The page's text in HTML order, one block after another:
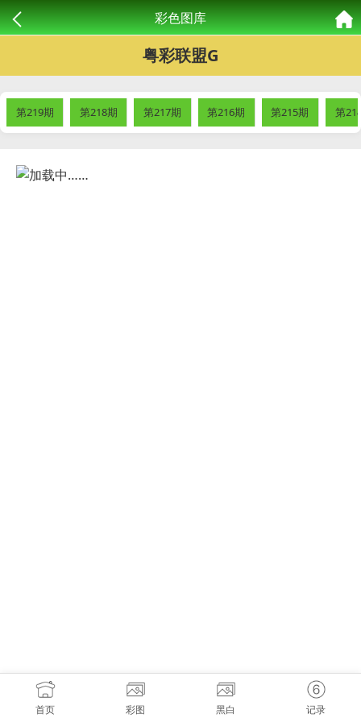
彩色图库
粤彩联盟G
第219期 第218期 第217期 第216期 第215期 第
首页 彩图 黑白 记录